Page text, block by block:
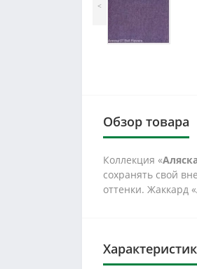
<
Обзор товара
Коллекция «
сохранять свой
оттенки. Жаккард